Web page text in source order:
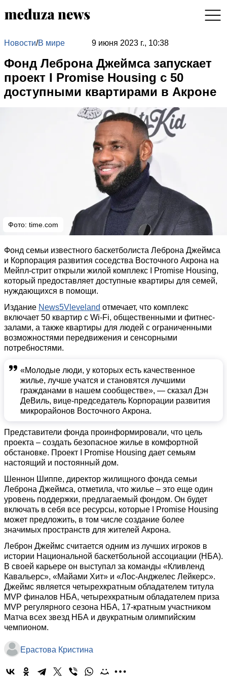
Новости/В мире 9 июня 2023 г., 10:38
Фонд Леброна Джеймса запускает
проект I Promise Housing с 50
доступными квартирами в Акроне
Фото: time.com
Фонд семьи известного баскетболиста Леброна Джеймса
и Корпорация развития соседства Восточного Акрона на
Мейпл-стрит открыли жилой комплекс I Promise Housing,
который предоставляет доступные квартиры для семей,
нуждающихся в помощи.
Издание News5Vleveland отмечает, что комплекс
включает 50 квартир с Wi-Fi, общественными и фитнес-
залами, а также квартиры для людей с ограниченными
возможностями передвижения и сенсорными
потребностями.
«Молодые люди, у которых есть качественное
жилье, лучше учатся и становятся лучшими
гражданами в нашем сообществе», — сказал Дэн
ДеВиль, вице-председатель Корпорации развития
микрорайонов Восточного Акрона.​
Представители фонда проинформировали, что цель
проекта – создать безопасное жилье в комфортной
обстановке. Проект I Promise Housing дает семьям
настоящий и постоянный дом.
Шеннон Шиппе, директор жилищного фонда семьи
Леброна Джеймса, отметила, что жилье – это еще один
уровень поддержки, предлагаемый фондом. Он будет
включать в себя все ресурсы, которые I Promise Housing
может предложить, в том числе создание более
значимых пространств для жителей Акрона.
Леброн Джеймс считается одним из лучших игроков в
истории Национальной баскетбольной ассоциации (НБА).
В своей карьере он выступал за команды «Кливленд
Кавальерс», «Майами Хит» и «Лос-Анджелес Лейкерс».
Джеймс является четырехкратным обладателем титула
MVP финалов НБА, четырехкратным обладателем приза
MVP регулярного сезона НБА, 17-кратным участником
Матча всех звезд НБА и двукратным олимпийским
чемпионом.
Ерастова Кристина